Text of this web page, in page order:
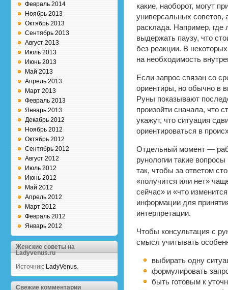
Февраль 2014
Ноябрь 2013
Октябрь 2013
Сентябрь 2013
Август 2013
Июль 2013
Июнь 2013
Май 2013
Апрель 2013
Март 2013
Февраль 2013
Январь 2013
Декабрь 2012
Ноябрь 2012
Октябрь 2012
Сентябрь 2012
Август 2012
Июль 2012
Июнь 2012
Май 2012
Апрель 2012
Март 2012
Февраль 2012
Январь 2012
Женские советы на
Ladyvenus.ru
Источник: LadyVenus.
Свежие комментарии
какие, наоборот, могут
универсальных
расклада. Например, где
выдержать паузу, что
без реакции. В
на необходимость
Если запрос связан со
ориентиры, но обычно в
Руны показывают
произойти сначала, что
укажут, что ситуация
ориентироваться в
Отдельный момент —
рунологии такие
так, чтобы за ответом
«получится или нет»
сейчас» и «что
информации для
интерпретации.
Чтобы консультация с
смысл учитывать
выбирать одну
формулировать
быть готовым к